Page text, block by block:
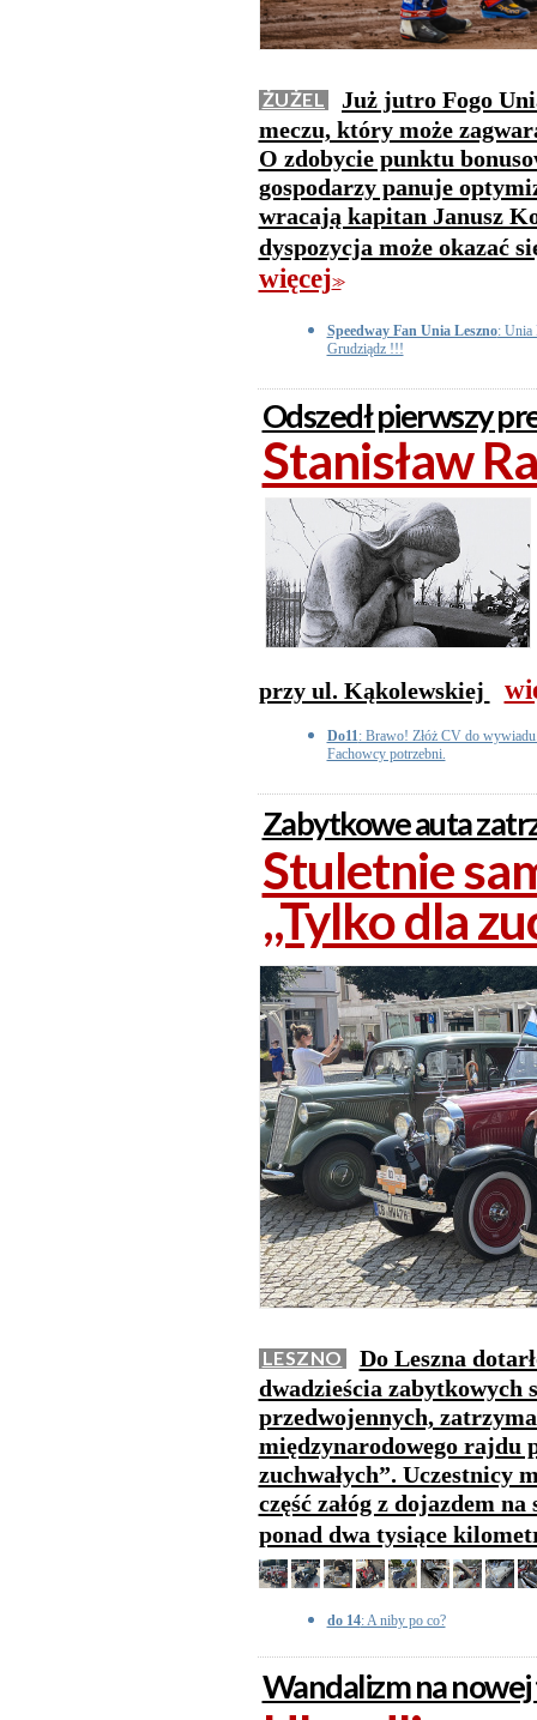
ŻUŻEL
Już jutro Fogo
meczu, który może
O zdobycie punktu
gospodarzy panuje
wracają kapitan Janusz
dyspozycja może okazać
więcej>>
Speedway Fan Unia Leszno: Unia
Grudziądz !!!
Odszedł pierwszy
Stanisław
przy ul. Kąkolewskiej
Do11: Brawo! Złóż CV do
Fachowcy potrzebni.
Zabytkowe auta
Stuletnie
,,Tylko dla
LESZNO
Do Leszna
dwadzieścia zabytkowych
przedwojennych,
międzynarodowego rajdu
zuchwałych”. Uczestnicy
część załóg z dojazdem
ponad dwa tysiące
do 14: A niby po co?
Wandalizm na